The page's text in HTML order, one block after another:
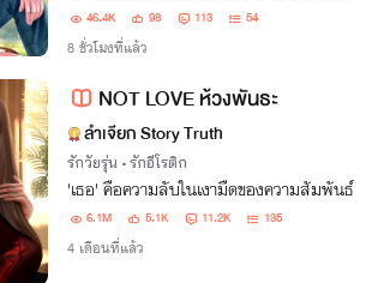
ก่อนจะรู้ความจริงว่าเขานั้นมีคนติดอยู่ในใจ
อยู่แล้ว หากไม่อาจเปลี่ยนใจให้เขามารักได้
46.4K 98 113 54
8 ชั่วโมงที่แล้ว
NOT LOVE ห้วงพันธะ
ลำเจียก Story Truth
รักวัยรุ่น • รักอีโรติก
'เธอ' คือความลับในเงามืดของความสัมพันธ์
6.1M 5.1K 11.2K 135
4 เดือนที่แล้ว